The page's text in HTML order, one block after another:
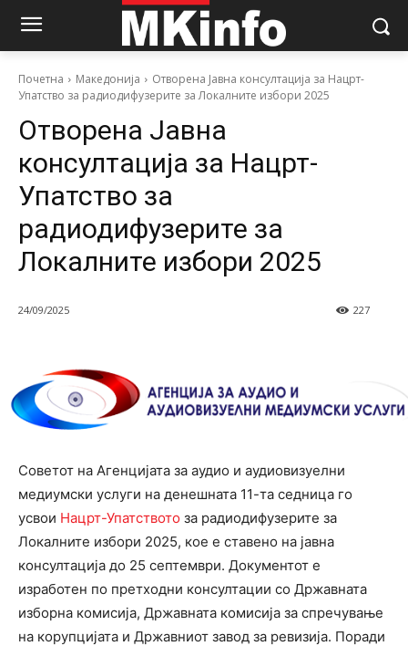
Почетна Македонија
Отворена Јавна консултација за Нацрт-
Упатство за радиодифузерите за Локалните избори 2025
Отворена Јавна
консултација за Нацрт-
Упатство за
радиодифузерите за
Локалните избори 2025
24/09/2025 227
Советот на Агенцијата за аудио и аудиовизуелни
медиумски услуги на денешната 11-та седница го
усвои Нацрт-Упатството за радиодифузерите за
Локалните избори 2025, кое е ставено на јавна
консултација до 25 септември. Документот е
изработен по претходни консултации со Државната
изборна комисија, Државната комисија за спречување
на корупцијата и Државниот завод за ревизија. Поради